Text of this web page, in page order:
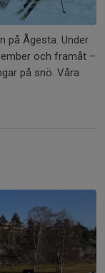
på Ågesta. Under
och framåt –
på snö. Våra